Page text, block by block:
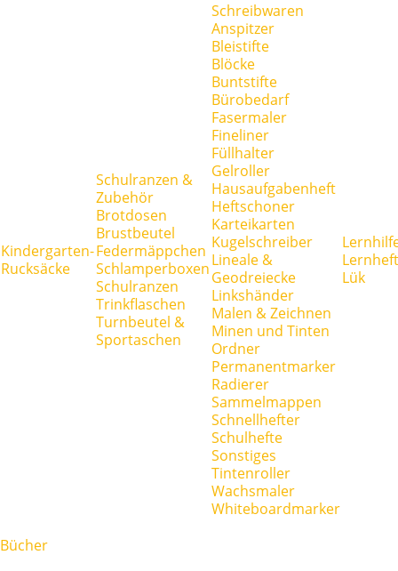
Kindergarten-
Rucksäcke
Schulranzen &
Zubehör
Brotdosen
Brustbeutel
Federmäppchen
Schlamperboxen
Schulranzen
Trinkflaschen
Turnbeutel &
Sportaschen
Schreibwaren
Anspitzer
Bleistifte
Blöcke
Buntstifte
Bürobedarf
Fasermaler
Fineliner
Füllhalter
Gelroller
Hausaufgabenheft
Heftschoner
Karteikarten
Kugelschreiber
Lineale &
Geodreiecke
Linkshänder
Malen & Zeichnen
Minen und Tinten
Ordner
Permanentmarker
Radierer
Sammelmappen
Schnellhefter
Schulhefte
Sonstiges
Tintenroller
Wachsmaler
Whiteboardmarker
Lük
Bücher